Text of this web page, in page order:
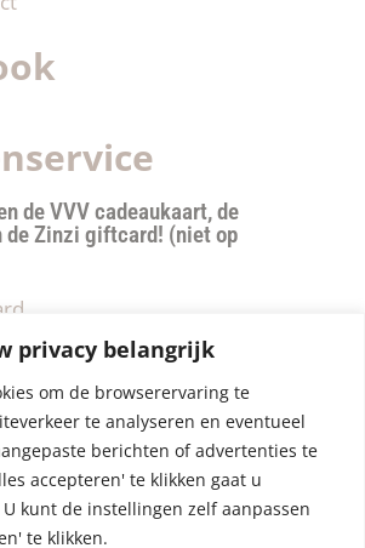
privacy belangrijk
om de browserervaring te
te analyseren en eventueel
berichten of advertenties te
accepteren' te klikken gaat u
kunt de instellingen zelf aanpassen
te klikken.
de VVV cadeaukaart, de
de Zinzi giftcard! (niet op
& verzendkosten
Policy
Voorwaarden